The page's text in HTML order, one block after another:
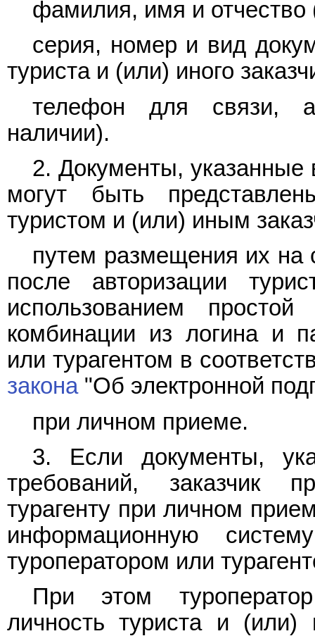
фамилия, имя и отчество
серия, номер и вид
туриста и (или) иного
телефон для связи,
наличии).
2. Документы,
могут быть
туристом и (или) иным
путем размещения их на
после авторизации
использованием
комбинации из логина и
или турагентом в
закона"Об электронной
при личном приеме.
3. Если документы,
требований, заказчик
турагенту при личном
информационную
туроператором или
При этом
личность туриста и (или)